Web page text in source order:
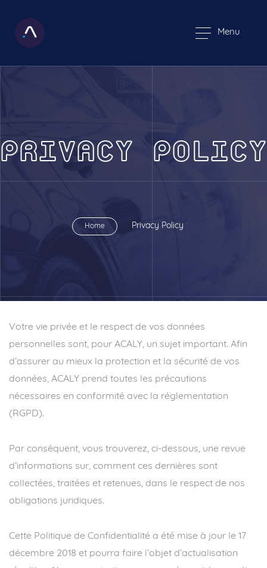
Menu
PRIVACY POLICY
Home Privacy Policy
Votre vie privée et le respect de vos données
personnelles sont, pour ACALY, un sujet important. Afin
d’assurer au mieux la protection et la sécurité de vos
données, ACALY prend toutes les précautions
nécessaires en conformité avec la réglementation
(RGPD).
Par conséquent, vous trouverez, ci-dessous, une revue
d’informations sur, comment ces dernières sont
collectées, traitées et retenues, dans le respect de nos
obligations juridiques.
Cette Politique de Confidentialité a été mise à jour le 17
décembre 2018 et pourra faire l’objet d’actualisation